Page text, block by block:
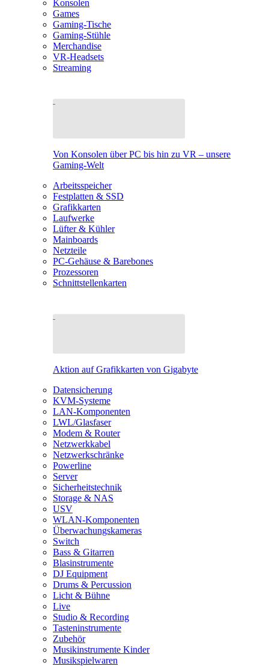
Konsolen
Games
Gaming-Tische
Gaming-Stühle
Merchandise
VR-Headsets
Streaming
Von Konsolen über PC bis hin zu VR – unsere
Gaming-Welt
Arbeitsspeicher
Festplatten & SSD
Grafikkarten
Laufwerke
Lüfter & Kühler
Mainboards
Netzteile
PC-Gehäuse & Barebones
Prozessoren
Schnittstellenkarten
Aktion auf Grafikkarten von Gigabyte
Datensicherung
KVM-Systeme
LAN-Komponenten
LWL/Glasfaser
Modem & Router
Netzwerkkabel
Netzwerkschränke
Powerline
Server
Sicherheitstechnik
Storage & NAS
USV
WLAN-Komponenten
Überwachungskameras
Switch
Bass & Gitarren
Blasinstrumente
DJ Equipment
Drums & Percussion
Licht & Bühne
Live
Studio & Recording
Tasteninstrumente
Zubehör
Musikinstrumente Kinder
Musikspielwaren